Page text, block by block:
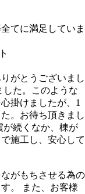
てに満足していま
がとうございまし
した。このような
掛けましたが、1
。お待ち頂きまし
が続くなか、棟が
施工し、安心して
がもちさせる為の
。 また、お客様